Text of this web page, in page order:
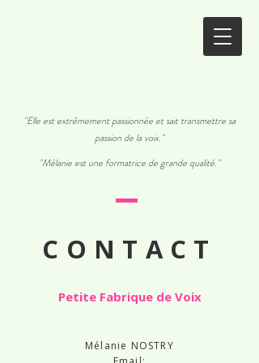
"Elle est extrêmement passionnée et sait transmettre sa
passion de la voix."
"Mélanie est une formatrice de grande qualité."
CONTACT
Petite Fabrique de Voix
Mélanie NOSTRY